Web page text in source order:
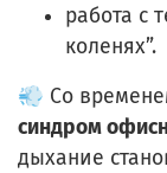
работа с
коленях”.
💨 Со
синдром
дыхание